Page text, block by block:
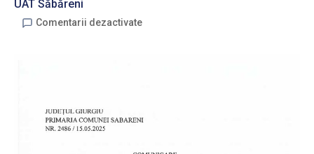
UAT Săbăreni
Comentarii dezactivate